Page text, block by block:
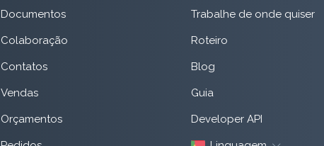
Documentos
Colaboração
Contatos
Vendas
Orçamentos
Trabalhe de onde quiser
Roteiro
Blog
Guia
Developer API